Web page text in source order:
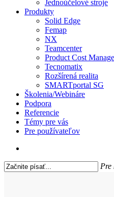
Jednoúčelové stroje
Produkty
Solid Edge
Femap
NX
Teamcenter
Product Cost
Tecnomatix
Rozšírená realita
SMARTportal SG
Školenia/Webináre
Podpora
Referencie
Témy pre vás
Pre používateľov
Pre